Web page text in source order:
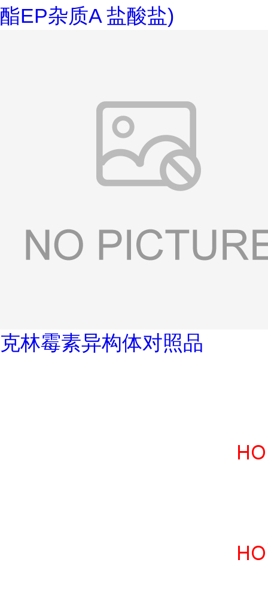
酯EP杂质A 盐酸盐)
克林霉素异构体对照品